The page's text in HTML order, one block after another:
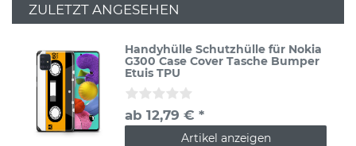
ZULETZT ANGESEHEN
Handyhülle Schutzhülle für Nokia
G300 Case Cover Tasche Bumper
Etuis TPU
ab 12,79 € *
Artikel anzeigen